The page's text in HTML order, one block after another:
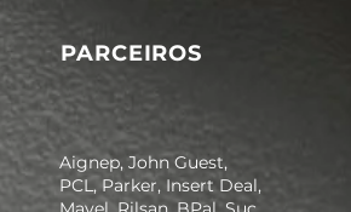
PARCEIROS
Aignep, John Guest,
PCL, Parker, Insert Deal,